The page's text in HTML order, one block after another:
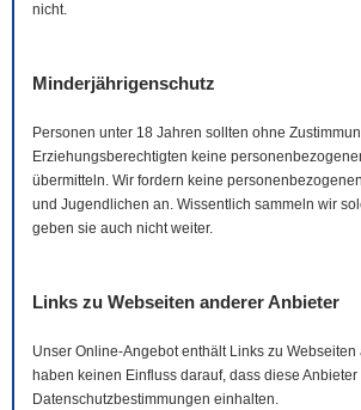
nicht.
Minderjährigenschutz
Personen unter 18 Jahren sollten ohne
Erziehungsberechtigten keine
übermitteln. Wir fordern keine
und Jugendlichen an. Wissentlich sammeln wir
geben sie auch nicht weiter.
Links zu Webseiten anderer Anbieter
Unser Online-Angebot enthält Links zu Webseiten
haben keinen Einfluss darauf, dass diese Anbieter
Datenschutzbestimmungen einhalten.